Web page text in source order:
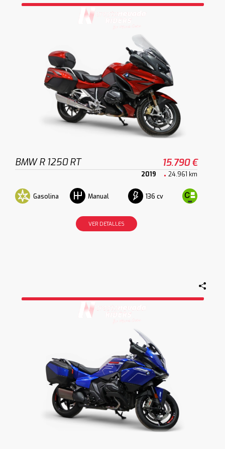
BMW R 1250 RT 15.790 €
2019 24.961 km
Gasolina Manual 136 cv
VER DETALLES